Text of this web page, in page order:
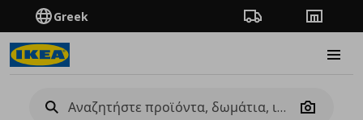
Greek Πορεία παραγγελίας
Camera